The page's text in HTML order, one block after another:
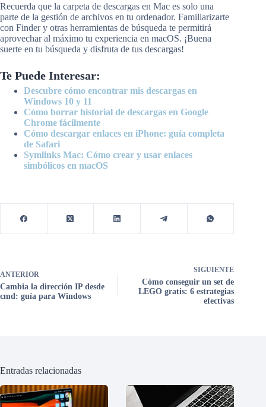
Recuerda que la carpeta de descargas en Mac es solo una
parte de la gestión de archivos en tu ordenador. Familiarizarte
con Finder y otras herramientas de búsqueda te permitirá
aprovechar al máximo tu experiencia en macOS. ¡Buena
suerte en tu búsqueda y disfruta de tus descargas!
Te Puede Interesar:
Descubre cómo encontrar mis descargas en
Windows 10 y 11
Cómo borrar historial de descargas en Google
Chrome fácilmente
Cómo descargar enlaces en iPhone: guía completa
de Safari
Symlinks Mac: Cómo crear y usar enlaces
simbólicos en macOS
ANTERIOR
Cambia la dirección IP desde
cmd: guía para Windows
SIGUIENTE
Cómo conseguir un set de
LEGO gratis: 6 estrategias
efectivas
Entradas relacionadas